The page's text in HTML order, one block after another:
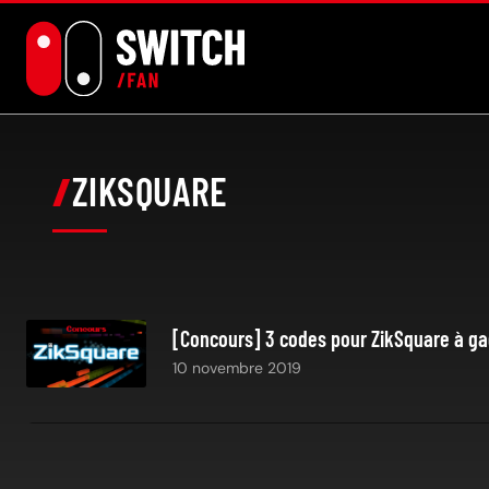
ZIKSQUARE
[Concours] 3 codes pour ZikSquare à
10 novembre 2019